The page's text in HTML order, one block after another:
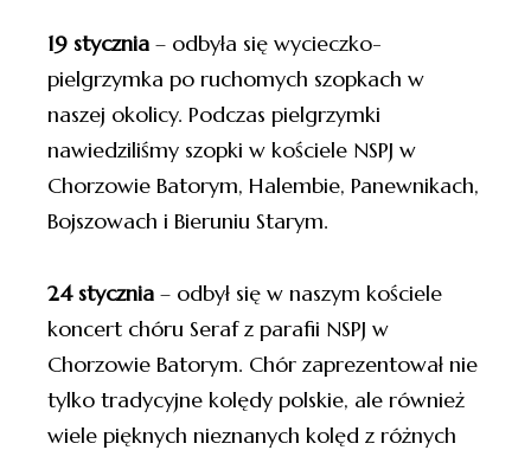
19 stycznia – odbyła się wycieczko-
pielgrzymka po ruchomych szopkach w
naszej okolicy. Podczas pielgrzymki
nawiedziliśmy szopki w kościele NSPJ w
Chorzowie Batorym, Halembie, Panewnikach,
Bojszowach i Bieruniu Starym.
24 stycznia – odbył się w naszym kościele
koncert chóru Seraf z parafii NSPJ w
Chorzowie Batorym. Chór zaprezentował nie
tylko tradycyjne kolędy polskie, ale również
wiele pięknych nieznanych kolęd z różnych